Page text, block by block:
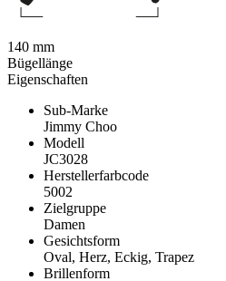
Eigenschaften
Sub-Marke
Jimmy Choo
Modell
JC3028
Herstellerfarbcode
5002
Zielgruppe
Damen
Gesichtsform
Oval, Herz, Eckig, Trapez
Brillenform
140 mm
Bügellänge